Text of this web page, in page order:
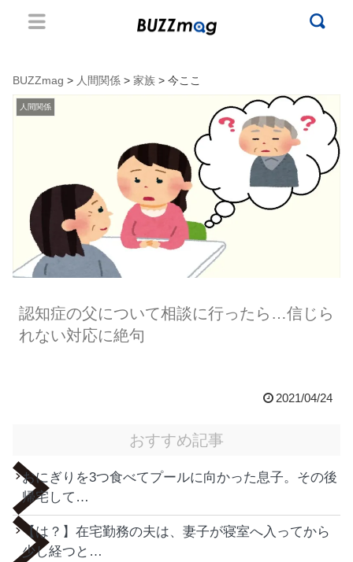
BUZZmag > 人間関係 > 家族 > 今ここ
人間関係
認知症の父について相談に行ったら…信じら
れない対応に絶句
2021/04/24
おすすめ記事
おにぎりを3つ食べてプールに向かった息子。その後
帰宅して…
【は？】在宅勤務の夫は、妻子が寝室へ入ってから
少し経つと…